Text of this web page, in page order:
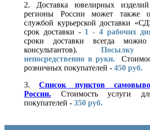
2. Доставка ювелирных
регионы России может также
службой курьерской доставки
срок доставки - 1 - 4 рабочих
сроки доставки всегда
консультантов). Посылку
непосредственно в руки.
розничных покупателей - 450 руб.
3. Список пунктов
России.
Стоимость услуги
покупателей - 350 руб.